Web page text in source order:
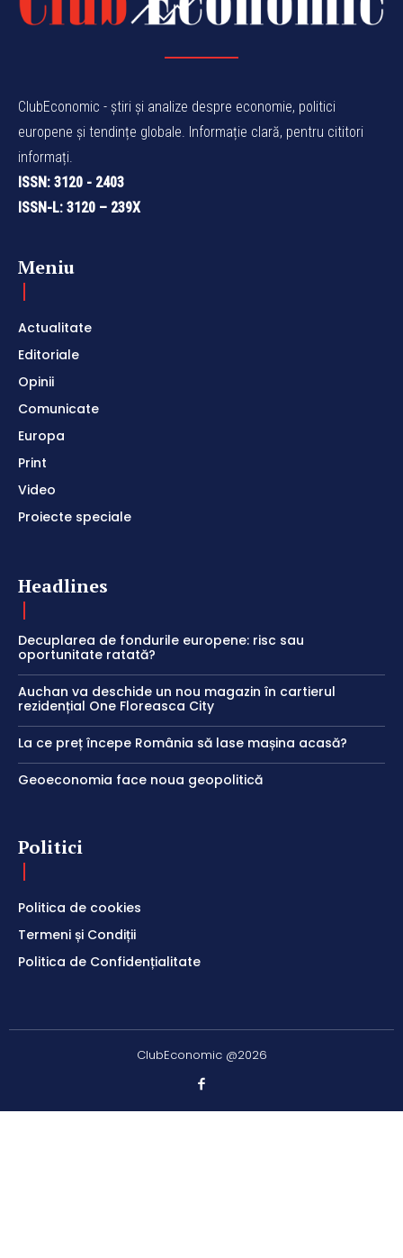
ClubEconomic - știri și analize despre economie, politici
europene și tendințe globale. Informație clară, pentru cititori
informați.
ISSN: 3120 - 2403
ISSN-L: 3120 – 239X
Meniu
Actualitate
Editoriale
Opinii
Comunicate
Europa
Print
Video
Proiecte speciale
Headlines
Decuplarea de fondurile europene: risc sau
oportunitate ratată?
Auchan va deschide un nou magazin în cartierul
rezidențial One Floreasca City
La ce preț începe România să lase mașina acasă?
Geoeconomia face noua geopolitică
Politici
Politica de cookies
Termeni și Condiții
Politica de Confidențialitate
ClubEconomic @2026